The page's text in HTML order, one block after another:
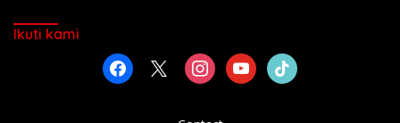
Ikuti kami
facebook instagramyoutubetiktok